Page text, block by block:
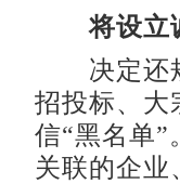
将设立
决定还规
招投标、大
信“黑名单
关联的企业